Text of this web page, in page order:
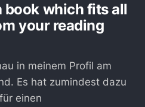
book which fits all
your reading
in meinem Profil am
Es hat zumindest dazu
einen